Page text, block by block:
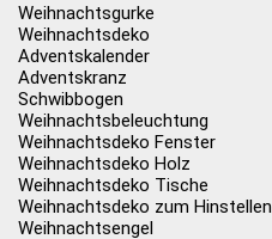
Weihnachtsgurke
Weihnachtsdeko
Adventskalender
Adventskranz
Schwibbogen
Weihnachtsbeleuchtung
Weihnachtsdeko Fenster
Weihnachtsdeko Holz
Weihnachtsdeko Tische
Weihnachtsdeko zum Hinstellen
Weihnachtsengel